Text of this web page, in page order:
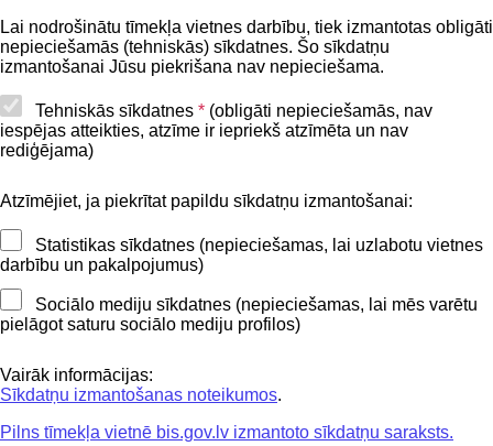
Lai nodrošinātu tīmekļa vietnes darbību, tiek izmantotas obligāti
nepieciešamās (tehniskās) sīkdatnes. Šo sīkdatņu
izmantošanai Jūsu piekrišana nav nepieciešama.
Tehniskās sīkdatnes * (obligāti nepieciešamās, nav
iespējas atteikties, atzīme ir iepriekš atzīmēta un nav
rediģējama)
Atzīmējiet, ja piekrītat papildu sīkdatņu izmantošanai:
Statistikas sīkdatnes (nepieciešamas, lai uzlabotu vietnes
darbību un pakalpojumus)
Sociālo mediju sīkdatnes (nepieciešamas, lai mēs varētu
pielāgot saturu sociālo mediju profilos)
Vairāk informācijas:
Sīkdatņu izmantošanas noteikumos.
Pilns tīmekļa vietnē bis.gov.lv izmantoto sīkdatņu saraksts.
Lapas karte
Piekļūstamības paziņojums
Kontakti
BIS atbalsta dienesta tālrunis:
Sekojiet mums